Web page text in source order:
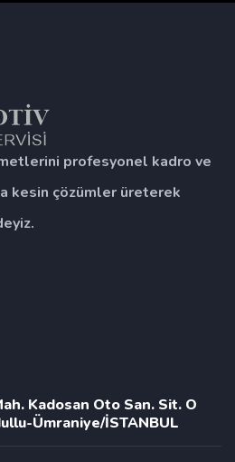
profesyonel kadro ve
kesin çözümler üreterek
Kadosan Oto San. Sit. O
Ümraniye/İSTANBUL